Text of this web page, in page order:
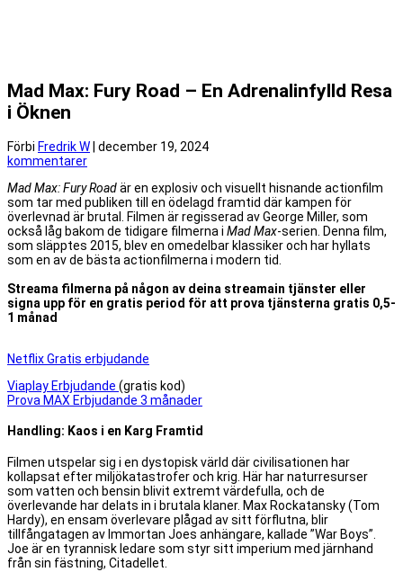
Mad Max: Fury Road – En Adrenalinfylld Resa
i Öknen
Förbi Fredrik W december 19, 2024
kommentarer
Mad Max: Fury Roadär en explosiv och visuellt hisnande actionfilm
som tar med publiken till en ödelagd framtid där kampen för
överlevnad är brutal. Filmen är regisserad av George Miller, som
också låg bakom de tidigare filmerna i Mad Max-serien. Denna film,
som släpptes 2015, blev en omedelbar klassiker och har hyllats
som en av de bästa actionfilmerna i modern tid.
Streama filmerna på någon av deina streamain tjänster eller
signa upp för en gratis period för att prova tjänsterna gratis 0,5-
1 månad
Netflix Gratis erbjudande
Viaplay Erbjudande (gratis kod)
Prova MAX Erbjudande 3 månader
Handling: Kaos i en Karg Framtid
Filmen utspelar sig i en dystopisk värld där civilisationen har
kollapsat efter miljökatastrofer och krig. Här har naturresurser
som vatten och bensin blivit extremt värdefulla, och de
överlevande har delats in i brutala klaner. Max Rockatansky (Tom
Hardy), en ensam överlevare plågad av sitt förflutna, blir
tillfångatagen av Immortan Joes anhängare, kallade ”War Boys”.
Joe är en tyrannisk ledare som styr sitt imperium med järnhand
från sin fästning, Citadellet.